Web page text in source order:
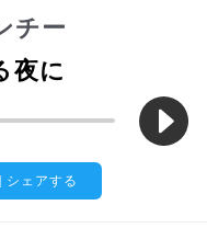
チー
夜に
シェアする